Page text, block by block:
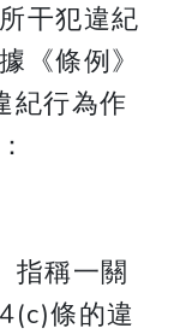
干犯違紀
《條例》
紀行為作
指稱一關
條的違